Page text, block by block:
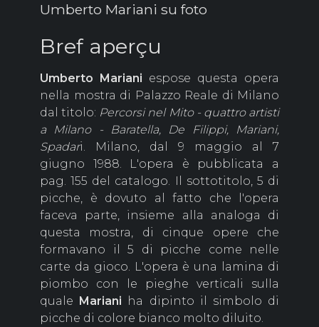
Umberto Mariani su foto
Bref aperçu
Umberto Mariani espose questa opera
nella mostra di Palazzo Reale di Milano
dal titolo: Percorsi nel Mito - quattro artisti
a Milano - Baratella, De Filippi, Mariani,
Spadari. Milano, dal 9 maggio al 7
giugno 1988. L'opera è pubblicata a
pag. 155 del catalogo. Il sottotitolo, 5 di
picche, è dovuto al fatto che l'opera
faceva parte, insieme alla analoga di
questa mostra, di cinque opere che
formavano il 5 di picche come nelle
carte da gioco. L'opera è una lamina di
piombo con le pieghe verticali sulla
quale
Mariani ha dipinto il simbolo di
picche di colore bianco molto diluito.